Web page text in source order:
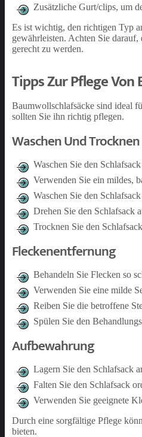
Zusätzliche Gurt/clips, um
Es ist wichtig, den richtigen Typ
gewährleisten. Achten Sie
gerecht zu werden.
Tipps Zur Pflege
Baumwollschlafsäcke sind ideal
sollten Sie ihn richtig pflegen.
Waschen Und Trocknen
Waschen Sie den
Verwenden Sie ein mildes,
Waschen Sie den
Drehen Sie den Schlafsack
Trocknen Sie den
Fleckenentfernung
Behandeln Sie Flecken so
Verwenden Sie eine milde
Reiben Sie die betroffene
Spülen Sie den
Aufbewahrung
Lagern Sie den Schlafsack
Falten Sie den Schlafsack
Verwenden Sie geeignete
Durch eine sorgfältige Pflege
bieten.